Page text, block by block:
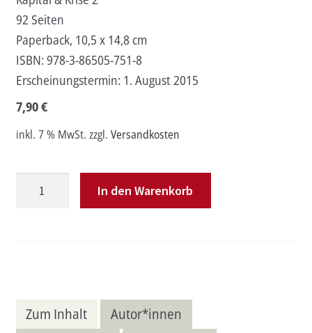
92 Seiten
Paperback, 10,5 x 14,8 cm
ISBN: 978-3-86505-751-8
Erscheinungstermin: 1. August 2015
7,90€
inkl. 7 % MwSt. zzgl. Versandkosten
In den Warenkorb
Zum Inhalt
Autor*innen